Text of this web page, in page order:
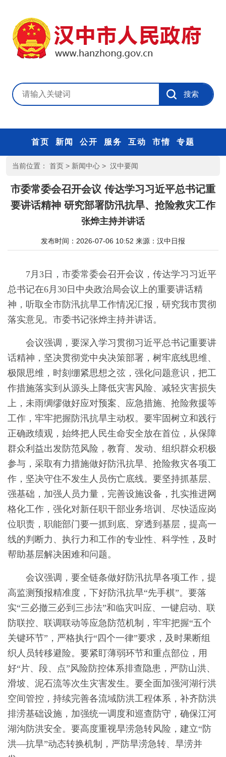
首页 新闻 公开 服务 互动 市情 专题
当前位置： 首页 > 新闻中心 > 汉中要闻
市委常委会召开会议 传达学习习近平总书记重
要讲话精神 研究部署防汛抗旱、抢险救灾工作
张烨主持并讲话
发布时间：2026-07-06 10:52 来源： 汉中日报
7月3日，市委常委会召开会议，传达学习习近平
总书记在6月30日中央政治局会议上的重要讲话精
神，听取全市防汛抗旱工作情况汇报，研究我市贯彻
落实意见。市委书记张烨主持并讲话。
会议强调，要深入学习贯彻习近平总书记重要讲
话精神，坚决贯彻党中央决策部署，树牢底线思维、
极限思维，时刻绷紧思想之弦，强化问题意识，把工
作措施落实到从源头上降低灾害风险、减轻灾害损失
上，未雨绸缪做好应对预案、应急措施、抢险救援等
工作，牢牢把握防汛抗旱主动权。要牢固树立和践行
正确政绩观，始终把人民生命安全放在首位，从保障
群众利益出发防范风险，教育、发动、组织群众积极
参与，采取有力措施做好防汛抗旱、抢险救灾各项工
作，坚决守住不发生人员伤亡底线。要坚持抓基层、
强基础，加强人员力量，完善设施设备，扎实推进网
格化工作，强化对新任职干部业务培训、尽快适应岗
位职责，职能部门要一抓到底、穿透到基层，提高一
线的判断力、执行力和工作的专业性、科学性，及时
帮助基层解决困难和问题。
会议强调，要全链条做好防汛抗旱各项工作，提
高监测预报精准度，下好防汛抗旱“先手棋”。要落
实“三必撤三必到三步法”和临灾叫应、一键启动、联
防联控、联调联动等应急防范机制，牢牢把握“五个
关键环节”，严格执行“四个一律”要求，及时果断组
织人员转移避险。要紧盯薄弱环节和重点部位，用
好“片、段、点”风险防控体系排查隐患，严防山洪、
滑坡、泥石流等次生灾害发生。要全面加强河湖行洪
空间管控，持续完善各流域防洪工程体系，补齐防洪
排涝基础设施，加强统一调度和巡查防守，确保江河
湖沟防洪安全。要高度重视旱涝急转风险，建立“防
洪—抗旱”动态转换机制，严防旱涝急转、旱涝并